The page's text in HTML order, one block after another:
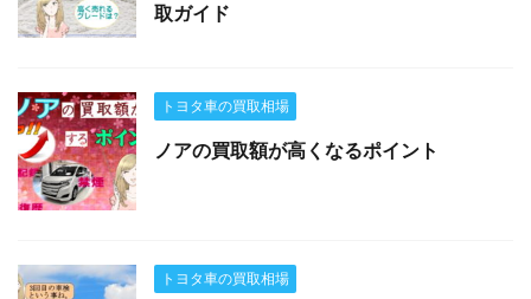
取ガイド
トヨタ車の買取相場
ノアの買取額が高くなるポイント
トヨタ車の買取相場